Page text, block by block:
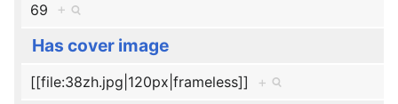
69 +
Has cover image
[[file:38zh.jpg|120px|frameless]] +